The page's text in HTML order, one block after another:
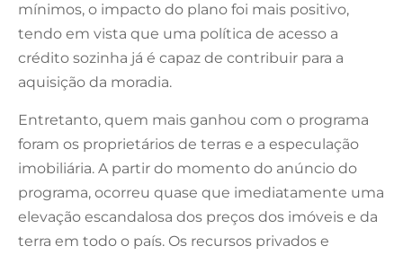
mínimos, o impacto do plano foi mais positivo,
tendo em vista que uma política de acesso a
crédito sozinha já é capaz de contribuir para a
aquisição da moradia.
Entretanto, quem mais ganhou com o programa
foram os proprietários de terras e a especulação
imobiliária. A partir do momento do anúncio do
programa, ocorreu quase que imediatamente uma
elevação escandalosa dos preços dos imóveis e da
terra em todo o país. Os recursos privados e